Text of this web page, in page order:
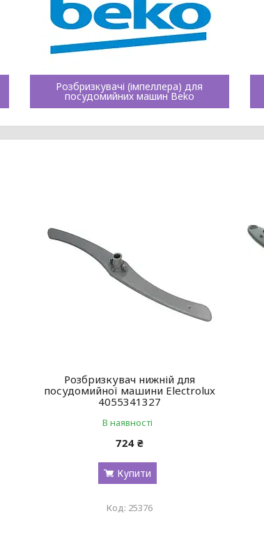
Розбризкувачі (імпеллера) для
посудомийних машин Beko
Розбризкувач нижній для
посудомийної машини Electrolux
4055341327
В наявності
724 ₴
Купити
25376